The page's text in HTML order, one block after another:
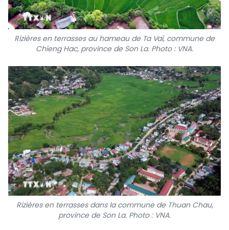
Rizières en terrasses au hameau de Ta Vai, commune de
Chieng Hac, province de Son La. Photo : VNA.
Rizières en terrasses dans la commune de Thuan Chau,
province de Son La. Photo : VNA.